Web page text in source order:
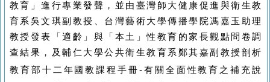
教育」進行專業發聲，並由臺灣師大健康促進與衛生教
育系吳文琪副教授、台灣藝術大學傳播學院馮嘉玉助理
教授發表「適齡」與「本土」性教育的家長觀點問卷調
查結果，及輔仁大學公共衛生教育系鄭其嘉副教授剖析
教育部十二年國教課程手冊-有關全面性教育之補充說